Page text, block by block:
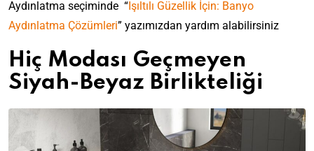
Aydınlatma seçiminde “Işıltılı Güzellik İçin: Banyo
Aydınlatma Çözümleri” yazımızdan yardım alabilirsiniz
Hiç Modası Geçmeyen
Siyah-Beyaz Birlikteliği